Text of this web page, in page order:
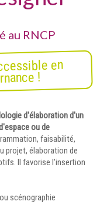
au RNCP
en
!
d'élaboration d'un
ou de
faisabilité,
projet, élaboration de
Il favorise l'insertion
scénographie